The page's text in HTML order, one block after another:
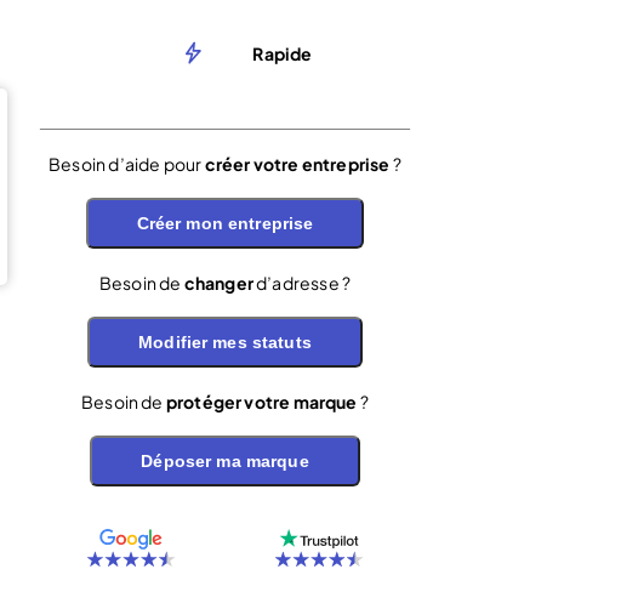
Rapide
Besoin d’aide pourcréer votre entreprise ?
Créer mon entreprise
Besoin de changerd’adresse ?
Modifier mes statuts
Besoin de protéger votre marque ?
Déposer ma marque